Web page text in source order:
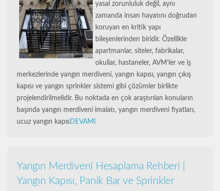
yasal zorunluluk değil, aynı
zamanda insan hayatını doğrudan
koruyan en kritik yapı
bileşenlerinden biridir. Özellikle
apartmanlar, siteler, fabrikalar,
okullar, hastaneler, AVM’ler ve iş
merkezlerinde yangın merdiveni, yangın kapısı, yangın çıkış
kapısı ve yangın sprinkler sistemi gibi çözümler birlikte
projelendirilmelidir. Bu noktada en çok araştırılan konuların
başında yangın merdiveni imalatı, yangın merdiveni fiyatları,
ucuz yangın kapısDEVAMI
Yangın Merdiveni Hesaplama Rehberi |
Yangın Kapısı, Panik Bar ve Sprinkler